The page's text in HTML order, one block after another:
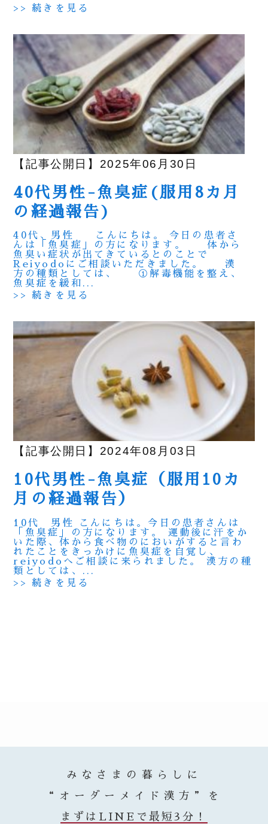
>> 続きを見る
【記事公開日】2025年06月30日
40代男性-魚臭症(服用8カ月
の経過報告)
40代、男性 こんにちは。 今日の患者さ
んは「魚臭症」の方になります。 体から
魚臭い症状が出てきているとのことで
Reiyodoにご相談いただきました。 漢
方の種類としては、 ①解毒機能を整え、
魚臭症を緩和...
>> 続きを見る
【記事公開日】2024年08月03日
10代男性-魚臭症（服用10カ
月の経過報告）
10代 男性 こんにちは。今日の患者さんは
「魚臭症」の方になります。 運動後に汗をか
いた際、体から食べ物のにおいがすると言わ
れたことをきっかけに魚臭症を自覚し、
reiyodoへご相談に来られました。 漢方の種
類としては、...
>> 続きを見る
みなさまの暮らしに
“オーダーメイド漢方”を
まずはLINEで最短3分！